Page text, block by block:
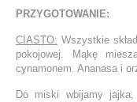
PRZYGOTOWANIE:
CIASTO: Wszystkie
pokojowej. Mąkę
cynamonem. Ananasa i
Do miski wbijamy